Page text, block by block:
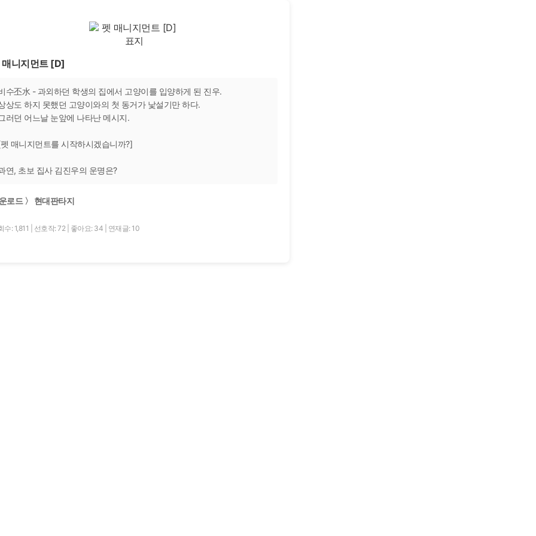
매니지먼트 [D]
수丕水 - 과외하던 학생의 집에서 고양이를 입양하게 된 진우.
상도 하지 못했던 고양이와의 첫 동거가 낯설기만 하다.
러던 어느날 눈앞에 나타난 메시지.
매니지먼트를 시작하시겠습니까?]
연, 초보 집사 김진우의 운명은?
로드 〉 현대판타지
수: 1,811 선호작: 72 좋아요: 34 연재글: 10